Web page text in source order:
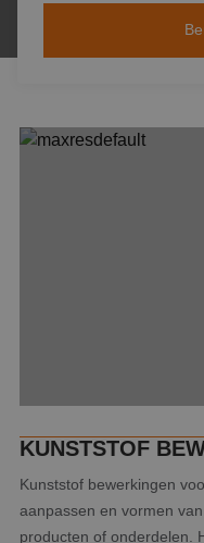
KUNSTSTOF
Kunststof bewerkingen
aanpassen en vormen
producten of onderdelen.